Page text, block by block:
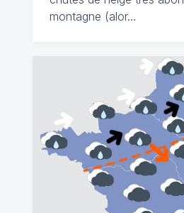
montagne (alor…